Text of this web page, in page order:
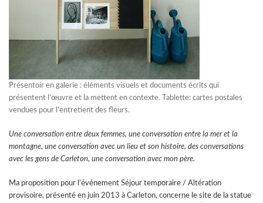
Présentoir en galerie : éléments visuels et documents écrits qui
présentent l’œuvre et la mettent en contexte. Tablette: cartes postales
vendues pour l’entretient des fleurs.
Une conversation entre deux femmes, une conversation entre la mer et la
montagne, une conversation avec un lieu et son histoire, des conversations
avec les gens de Carleton, une conversation avec mon père.
Ma proposition pour l’événement Séjour temporaire / Altération
provisoire, présenté en juin 2013 à Carleton, concerne le site de la statue